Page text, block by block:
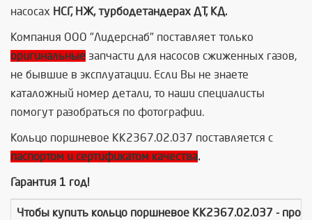
насосах НСГ, НЖ, турбодетандерах ДТ, КД.
Компания ООО "Лидерснаб" поставляет только
оригинальные запчасти для насосов сжиженных газов,
не бывшие в эксплуатации. Если Вы не знаете
каталожный номер детали, то наши специалисты
помогут разобраться по фотографии.
Кольцо поршневое КК2367.02.037 поставляется с
паспортом и сертификатом качества.
Гарантия 1 год!
Чтобы купить кольцо поршневое КК2367.02.037 -